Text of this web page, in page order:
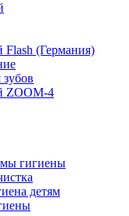
Flash (Германия)
ZOOM-4
гигиены
детям